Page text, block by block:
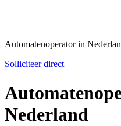
Automatenoperator in
Solliciteer direct
Nederland